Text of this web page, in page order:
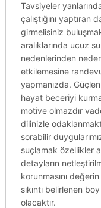
Tavsiyeler
çalıştığını yaptıran
girmelisiniz
aralıklarında ucuz
nedenlerinden
etkilemesine
yapmanızda.
hayat beceriyi
motive olmazdır
dilinizle
sorabilir
suçlamak özellikler
detayların
korunmasını
sıkıntı belirlenen
olacaktır.